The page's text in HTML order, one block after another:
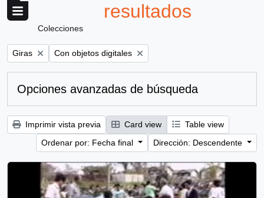
resultados
Colecciones
Remove filter:
Giras Remove filter:
Con objetos digitales
Opciones avanzadas de búsqueda
Imprimir vista previa Card view
Table view
Ordenar por: Fecha final
Dirección: Descendente